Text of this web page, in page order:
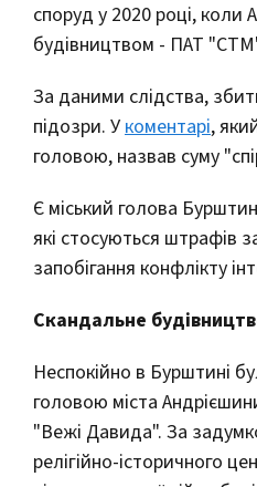
споруд у 2020 році, коли
будівництвом - ПАТ
За даними слідства,
підозри. Укоментарі,
головою, назвав суму
Є міський голова
які стосуються штрафів
запобігання конфлікту
Скандальне
Неспокійно в Бурштині
головою міста
"Вежі Давида". За
релігійно-історичного